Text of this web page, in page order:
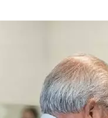
del Ministerio